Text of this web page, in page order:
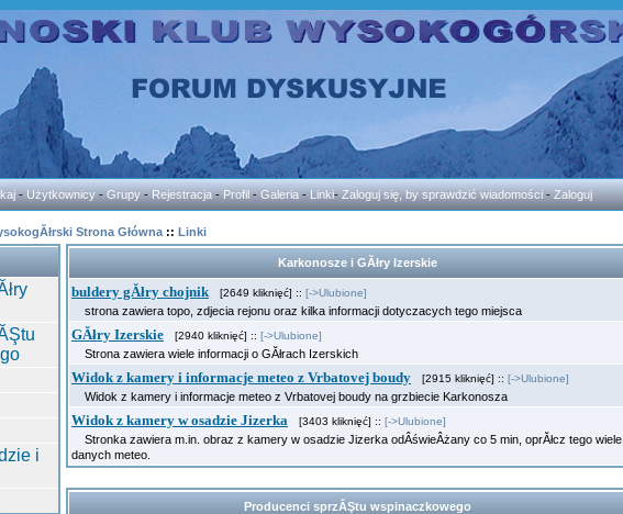
-Użytkownicy-Grupy-Rejestracja-Profil-Galeria-Linki-Zaloguj się, by sprawdzić wiadomości-Zaloguj
Strona Główna :: Linki
i
Karkonosze i GĂłry Izerskie
buldery gĂłry chojnik [2649 kliknięć] :: [->Ulubione]
strona zawiera topo, zdjecia rejonu oraz kilka informacji dotyczacych tego miejsca
GĂłry Izerskie [2940 kliknięć] :: [->Ulubione]
Strona zawiera wiele informacji o GĂłrach Izerskich
Widok z kamery i informacje meteo z Vrbatovej boudy [2915 kliknięć] :: [->Ulubione]
Widok z kamery i informacje meteo z Vrbatovej boudy na grzbiecie Karkonosza
Widok z kamery w osadzie Jizerka [3403 kliknięć] :: [->Ulubione]
Stronka zawiera m.in. obraz z kamery w osadzie Jizerka odÂświeÂżany co 5 min, oprĂłcz tego wiele
danych meteo.
Producenci sprzĂŞtu wspinaczkowego